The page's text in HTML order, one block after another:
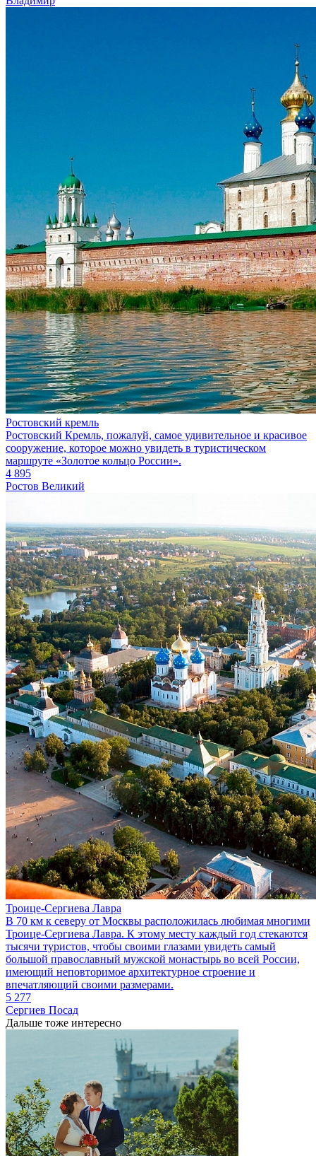
Ростовский кремль
Ростовский Кремль, пожалуй, самое удивительное и красивое
сооружение, которое можно увидеть в туристическом
маршруте «Золотое кольцо России».
4 895
Ростов Великий
Троице-Сергиева Лавра
В 70 км к северу от Москвы расположилась любимая многими
Троице-Сергиева Лавра. К этому месту каждый год стекаются
тысячи туристов, чтобы своими глазами увидеть самый
большой православный мужской монастырь во всей России,
имеющий неповторимое архитектурное строение и
впечатляющий своими размерами.
5 277
Сергиев Посад
Дальше тоже интересно